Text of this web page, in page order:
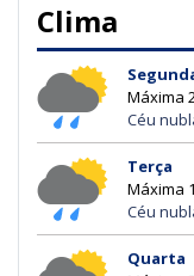
Clima
Máxima
Céu
Terça
Máxima
Céu
Quarta